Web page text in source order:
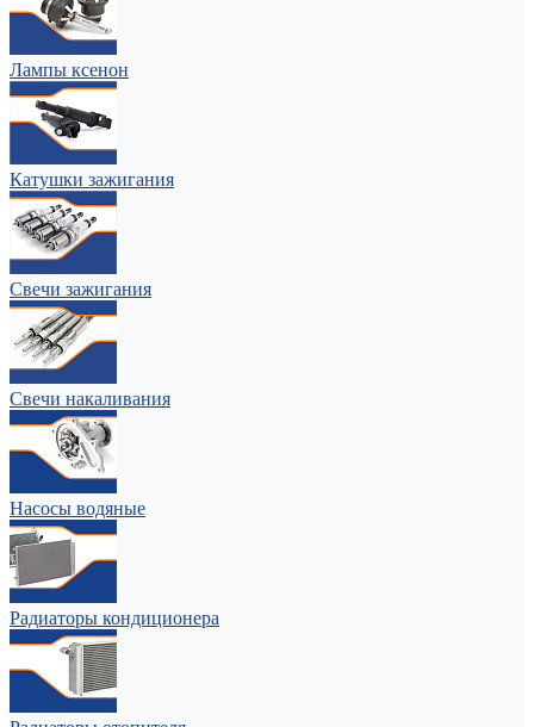
Лампы ксенон
Катушки зажигания
Свечи зажигания
Свечи накаливания
Насосы водяные
Радиаторы кондиционера